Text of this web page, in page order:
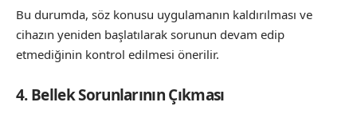
Bu durumda, söz konusu uygulamanın kaldırılması ve
cihazın yeniden başlatılarak sorunun devam edip
etmediğinin kontrol edilmesi önerilir.
4. Bellek Sorunlarının Çıkması